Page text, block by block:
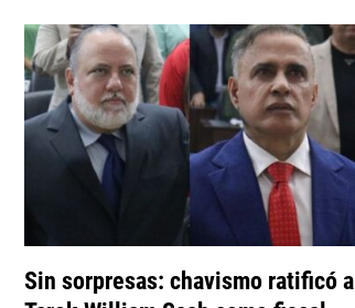
Sin sorpresas: chavismo ratificó a